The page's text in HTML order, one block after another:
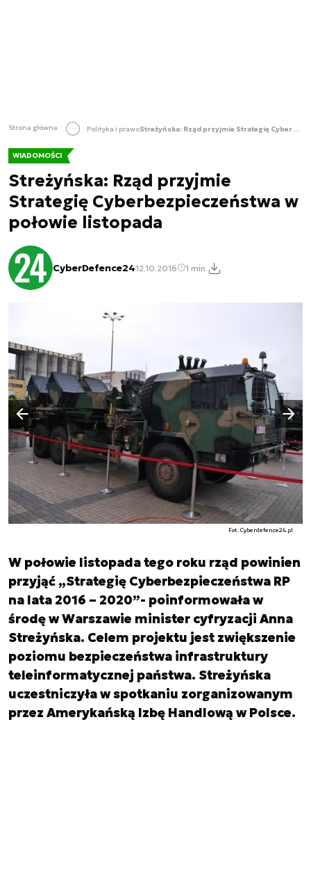
Strona główna Polityka i prawo Streżyńska: Rząd przyjmie Strategię Cyberbezpieczeństwa w połowie listopada
WIADOMOŚCI
Streżyńska: Rząd przyjmie
Strategię Cyberbezpieczeństwa w
połowie listopada
CyberDefence2412.10.2016 1 min.
Fot. Cyberdefence24.pl
Poprzedni slajd
Następny slajd
W połowie listopada tego roku rząd powinien
przyjąć „Strategię Cyberbezpieczeństwa RP
na lata 2016 – 2020”- poinformowała w
środę w Warszawie minister cyfryzacji Anna
Streżyńska. Celem projektu jest zwiększenie
poziomu bezpieczeństwa infrastruktury
teleinformatycznej państwa. Streżyńska
uczestniczyła w spotkaniu zorganizowanym
przez Amerykańską Izbę Handlową w Polsce.